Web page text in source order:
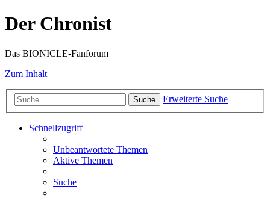
Der Chronist
Das BIONICLE-Fanforum
Zum Inhalt
Suche Erweiterte Suche
Schnellzugriff
Unbeantwortete Themen
Aktive Themen
Suche